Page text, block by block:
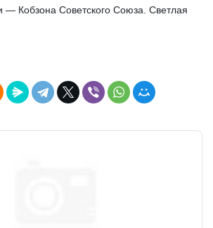
— Кобзона Советского Союза. Светлая